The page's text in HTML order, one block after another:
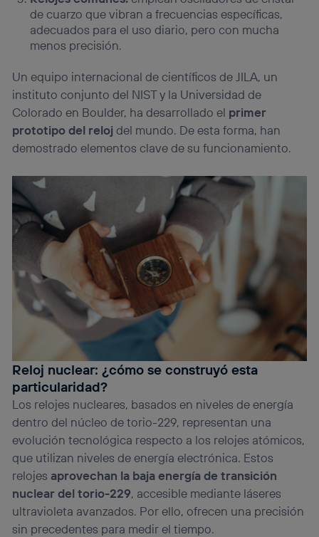
de cuarzo que vibran a frecuencias específicas,
adecuados para el uso diario, pero con mucha
menos precisión.
Un equipo internacional de científicos de JILA, un
instituto conjunto del NIST y la Universidad de
Colorado en Boulder, ha desarrollado el primer
prototipo del reloj del mundo. De esta forma, han
demostrado elementos clave de su funcionamiento.
Reloj nuclear: ¿cómo se construyó esta
particularidad?
Los relojes nucleares, basados en niveles de energía
dentro del núcleo de torio-229, representan una
evolución tecnológica respecto a los relojes atómicos,
que utilizan niveles de energía electrónica. Estos
relojes aprovechan la baja energía de transición
nuclear del torio-229, accesible mediante láseres
ultravioleta avanzados. Por ello, ofrecen una precisión
sin precedentes para medir el tiempo.
personalizado, ya que se basará únicamente en la
navegación del usuario del móvil.
Puedes gestionar los consentimientos Utiq seleccionando
“Administrar Utiq” en la parte inferior de esta página web o
(“consenthub”). Para más información, consulta
la política de privacidad de Utiq